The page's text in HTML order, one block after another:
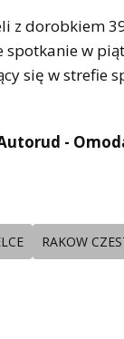
z dorobkiem
w
się w strefie
-
RAKOW